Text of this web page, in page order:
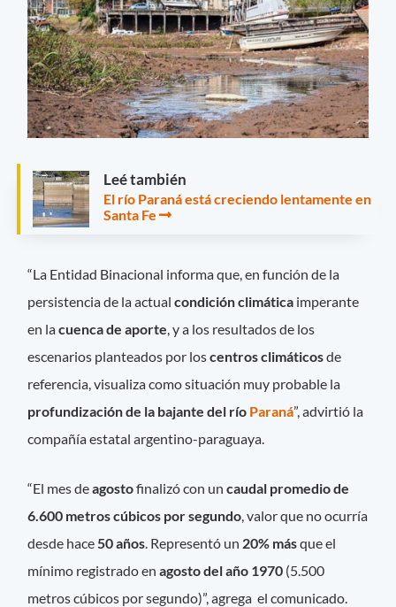
Leé también
El río Paraná está creciendo lentamente en
Santa Fe
“La Entidad Binacional informa que, en función de la
persistencia de la actualcondición climática imperante
en lacuenca de aporte, y a los resultados de los
escenarios planteados por loscentros climáticosde
referencia, visualiza como situación muy probable la
profundización de la bajante del río Paraná”, advirtió la
compañía estatal argentino-paraguaya.
“El mes deagostofinalizó con uncaudal promedio de
6.600 metros cúbicos por segundo , valor que no ocurría
desde hace 50 años . Representó un 20% másque el
mínimo registrado enagosto del año 1970 (5.500
metros cúbicos por segundo)”, agrega el comunicado.